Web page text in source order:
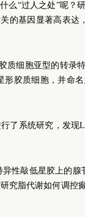
么“过人之处”呢？
的基因显著高表达
质细胞亚型的转录
胶质细胞，并命
了系统研究，发现
性敲低星胶上的腺
究脂代谢如何调控